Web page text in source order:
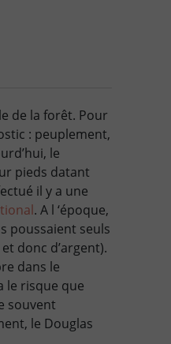
de la forêt. Pour
: peuplement,
le
pieds datant
il y a une
. A l ‘époque,
poussaient seuls
donc d’argent).
dans le
le risque que
souvent
le Douglas